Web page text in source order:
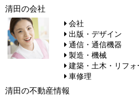
清田の会社
会社
出版・デザイン
通信・通信機器
製造・機械
建築・土木・リフォ
車修理
清田の不動産情報